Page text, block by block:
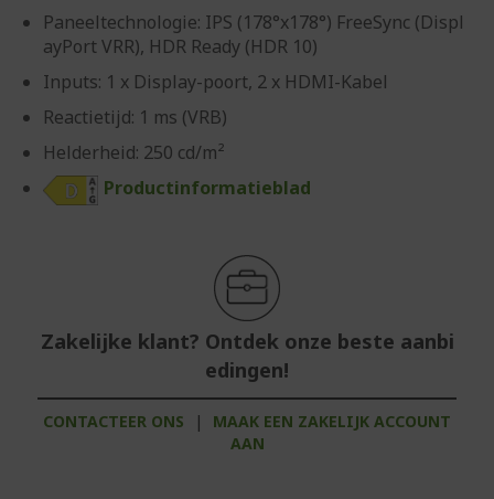
Paneeltechnologie: IPS (178°x178°) FreeSync (Displ
ayPort VRR), HDR Ready (HDR 10)
Inputs: 1 x Display-poort, 2 x HDMI-Kabel
Reactietijd: 1 ms (VRB)
Helderheid: 250 cd/m²
Productinformatieblad
Zakelijke klant? Ontdek onze beste aanbi
edingen!
CONTACTEER ONS |
MAAK EEN ZAKELIJK ACCOUNT
AAN